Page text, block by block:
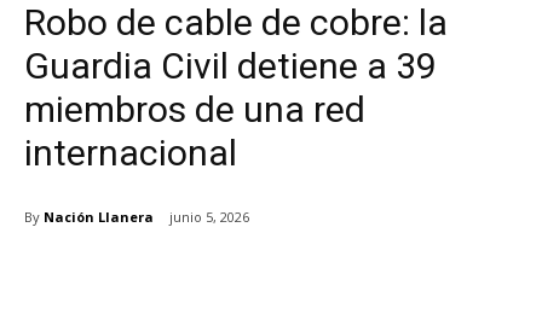
Robo de cable de cobre: la
Guardia Civil detiene a 39
miembros de una red
internacional
By Nación Llanera junio 5, 2026